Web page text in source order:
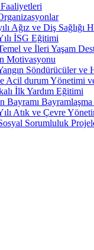
Ağız ve Diş Sağlığı
İSG Eğitimi
ve İleri Yaşam
Motivasyonu
Söndürücüler ve
Acil durum Yönetimi
İlk Yardım Eğitimi
Bayramı
Atık ve Çevre
Sorumluluk